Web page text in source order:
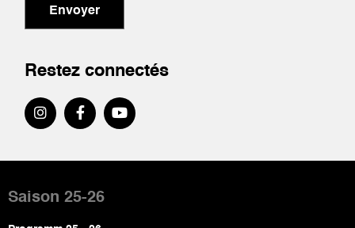
Envoyer
Restez connectés
de
Saison 25-26